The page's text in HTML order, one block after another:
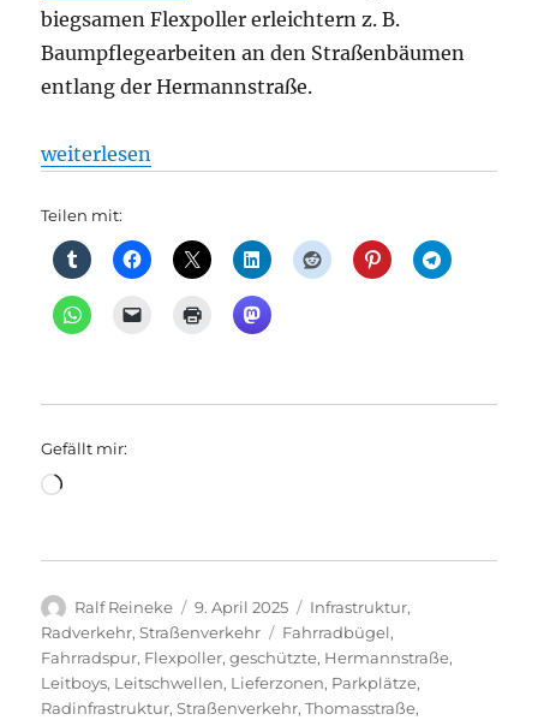
biegsamen Flexpoller erleichtern z. B.
Baumpflegearbeiten an den Straßenbäumen
entlang der Hermannstraße.
„Fahrradinfrastruktur Hermannstraße – Weiterbau
weiterlesen
Teilen mit:
Gefällt mir:
Wird
Autor
Ralf Reineke
Veröffentlicht
am
9. April 2025 Kategorien
Infrastruktur,
Radverkehr,Straßenverkehr Schlagwörter
Fahrradbügel,
Fahrradspur, Flexpoller,geschützte, Hermannstraße,
Leitboys, Leitschwellen, Lieferzonen, Parkplätze,
Radinfrastruktur,Straßenverkehr,Thomasstraße,